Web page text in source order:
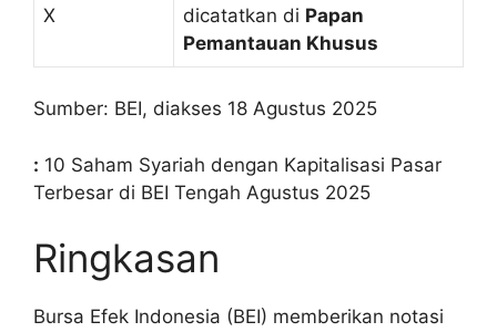
X
dicatatkan di Papan
Pemantauan Khusus
Sumber: BEI, diakses 18 Agustus 2025
: 10 Saham Syariah dengan Kapitalisasi Pasar
Terbesar di BEI Tengah Agustus 2025
Ringkasan
Bursa Efek Indonesia (BEI) memberikan notasi